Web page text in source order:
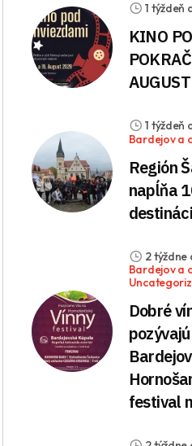
1 týždeň
KINO
1 týždeň
Bardejov a
Región
napĺňa
2 týždne
Bardejov a
Dobré
festival